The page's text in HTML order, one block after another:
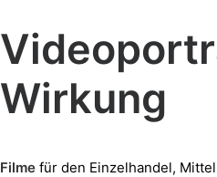
Wirkung
Filme für den Einzelhandel,